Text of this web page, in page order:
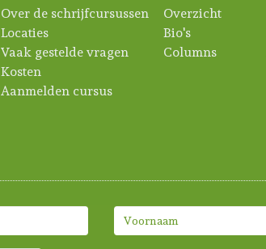
Over de schrijfcursussen
Locaties
Vaak gestelde vragen
Kosten
Aanmelden cursus
Overzicht
Bio's
Columns